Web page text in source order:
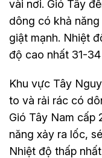
vài nơi. Gió Tây
dông có khả
giật mạnh. Nhiệt
độ cao nhất 31-
Khu vực Tây
to và rải rác có
Gió Tây Nam cấp
năng xảy ra lốc,
Nhiệt độ thấp